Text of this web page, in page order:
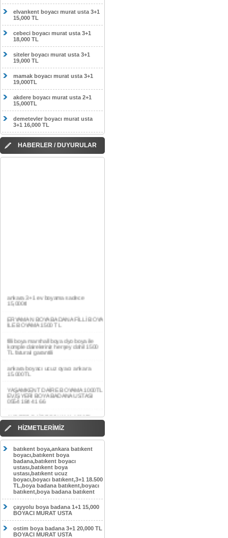
elvankent boyacı murat usta 3+1
15,000 TL
cebeci boyacı murat usta 3+1
18,000 TL
siteler boyacı murat usta 3+1
19,000 TL
mamak boyacı murat usta 3+1
19,000TL
akdere boyacı murat usta 2+1
15,000TL
demetevler boyacı murat usta
3+1 16,000 TL
HABERLER / DUYURULAR
ERYAMAN BOYA BADANA FİLLİ BOYA
İLE BOYAMA 1500 TL
filli boya marshall boya dyo boya ile
komple daireleriniz herşey dahil 1500
ankara boyacı ucuz oyacı ankara
15.000TL
YAŞAMKENT DAİRE BOYAMA 1000TL
EV,İŞYERİ BOYA BADANA USTASI
AKDERE DAİRE BOYAMA 1000TL
EV,İŞYERİ BOYA BADANA USTASI
CEBECİ DAİRE BOYAMA 1000TL
0554 184 41 66
HASKÖY DAİRE BOYAMA 1000TL
EV,İŞYERİ BOYA BADANA USTASI
0554 184 41 66
GÖLBAŞI DAİRE BOYAMA 1000TL
EV,İŞYERİ BOYA BADANA USTASI
0554 184 41 66
SOKULLU DAİRE BOYAMA 1000TL
EV,İŞYERİ BOYA BADANA USTASI
0554 184 41 66
HİZMETLERİMİZ
batıkent boya,ankara batıkent
boyacı,batıkent boya
badana,batıkent boyacı
ustası,batıkent boya
ustası,batıkent ucuz
boyacı,boyacı batıkent,3+1 18.500
TL,boya badana batıkent,boyacı
batıkent,boya badana batıkent
çayyolu boya badana 1+1 15,000
BOYACI MURAT USTA
ostim boya badana 3+1 20,000 TL
BOYACI MURAT USTA